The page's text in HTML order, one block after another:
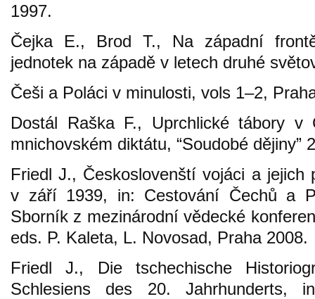
1997.
Čejka E., Brod T., Na západní
jednotek na západě v letech druhé
Češi a Poláci v minulosti, vols 1–2,
Dostál Raška F., Uprchlické tábory
mnichovském diktátu, “Soudobé dějiny”
Friedl J., Českoslovenští vojáci a jejich
v září 1939, in: Cestování Čechů a
Sborník z mezinárodní vědecké
eds. P. Kaleta, L. Novosad, Praha 2008.
Friedl J., Die tschechische
Schlesiens des 20. Jahrhunderts,